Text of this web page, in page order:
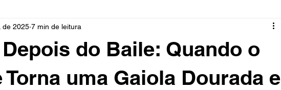
Foco Vida Integral na Prática Biografias
Psicossomática Reflexões Filosóficas Mitos, Lendas e Contos
do Baile: Quando o
Torna uma Gaiola Dourada e
de 2025 7 min de leitura